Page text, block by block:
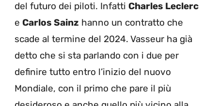
del futuro dei piloti. Infatti Charles Leclerc
e Carlos Sainz hanno un contratto che
scade al termine del 2024. Vasseur ha già
detto che si sta parlando con i due per
definire tutto entro l’inizio del nuovo
Mondiale, con il primo che pare il più